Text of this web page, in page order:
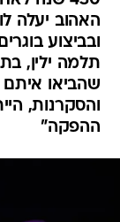
האהוב יעלה
ובביצוע
שהביאו איתם
והסקרנות,
ההפקה"